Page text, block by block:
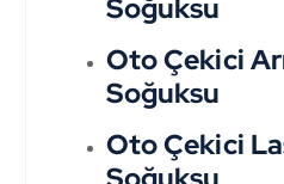
Soğuksu
Oto Çekici
Soğuksu
Oto Çekici